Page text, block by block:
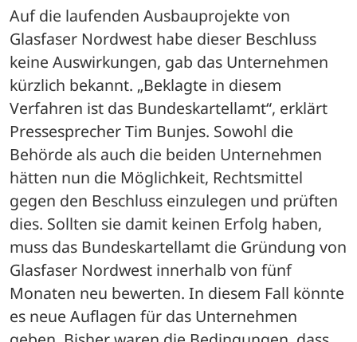
Auf die laufenden Ausbauprojekte von
Glasfaser Nordwest habe dieser Beschluss
keine Auswirkungen, gab das Unternehmen
kürzlich bekannt. „Beklagte in diesem
Verfahren ist das Bundeskartellamt“, erklärt
Pressesprecher Tim Bunjes. Sowohl die
Behörde als auch die beiden Unternehmen
hätten nun die Möglichkeit, Rechtsmittel
gegen den Beschluss einzulegen und prüften
dies. Sollten sie damit keinen Erfolg haben,
muss das Bundeskartellamt die Gründung von
Glasfaser Nordwest innerhalb von fünf
Monaten neu bewerten. In diesem Fall könnte
es neue Auflagen für das Unternehmen